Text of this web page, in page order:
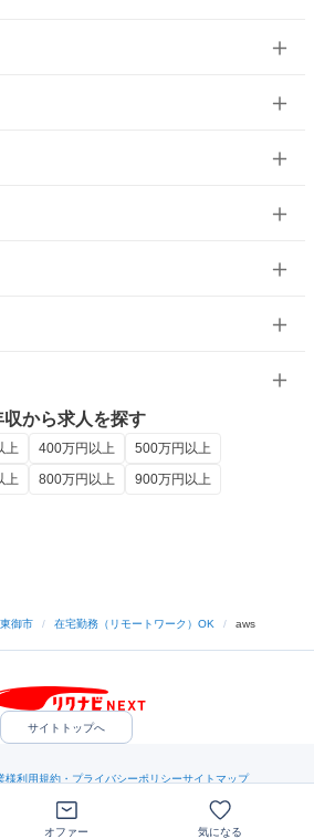
収から求人を探す
上 400万円以上
500万円以上
上 800万円以上
900万円以上
東御市 / 在宅勤務（リモートワーク）OK / aws
オファー 気になる
サイトトップへ
様利用規約・プライバシーポリシーサイトマップ
（C）Indeed Inc.